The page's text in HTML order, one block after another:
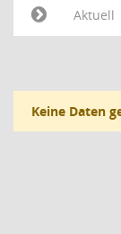
Aktuell
Keine Daten